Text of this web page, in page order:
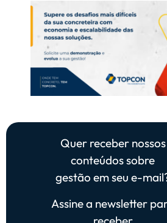
Quer receber nossos
conteúdos sobre
gestão em seu e-
Assine a newsletter